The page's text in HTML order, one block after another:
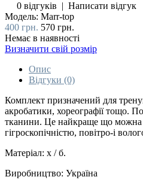
0 відгуків | Написати відгук
Модель: Marr-top
400 грн. 570 грн.
Немає в наявності
Визначити свій розмір
Опис
Відгуки (0)
Комплект призначений для
акробатики, хореографії тощо.
тканини. Це найкраще що можна
гігроскопічністю, повітро-і
Матеріал: х / б.
Виробництво: Україна